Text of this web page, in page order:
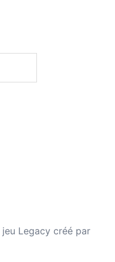
Legacy créé par